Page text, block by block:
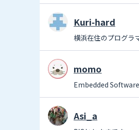
Kuri-hard
横浜在住のプログラ
momo
Embedded
Asi_a